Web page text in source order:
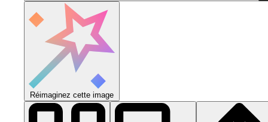
Réimaginez cette image